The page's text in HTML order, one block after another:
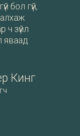
бол гүй,
алхаж
ч зүйл
яваад
Кинг